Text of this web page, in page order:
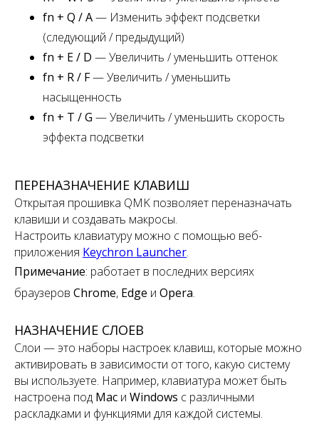
fn + Q / A— Изменить эффект подсветки
(следующий / предыдущий)
fn + E / D — Увеличить / уменьшить оттенок
fn + R / F— Увеличить / уменьшить
насыщенность
fn + T / G — Увеличить / уменьшить скорость
эффекта подсветки
ПЕРЕНАЗНАЧЕНИЕ КЛАВИШ
Открытая прошивка QMK позволяет переназначать
клавиши и создавать макросы.
Настроить клавиатуру можно с помощью веб-
приложения Keychron Launcher.
Примечание: работает в последних версиях
браузеров Chrome, Edge и Opera.
НАЗНАЧЕНИЕ СЛОЕВ
Слои — это наборы настроек клавиш, которые можно
активировать в зависимости от того, какую систему
вы используете. Например, клавиатура может быть
настроена под Mac и Windows с различными
раскладками и функциями для каждой системы.